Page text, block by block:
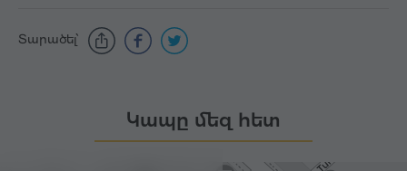
Տարածել՝
Կապը մեզ հետ